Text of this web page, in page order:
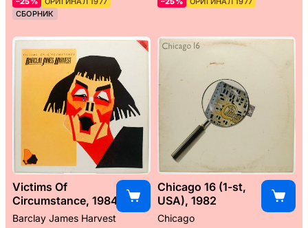
СБОРНИК
Victims Of
Circumstance, 1984
Barclay James Harvest
Chicago 16 (1-st,
USA), 1982
Chicago